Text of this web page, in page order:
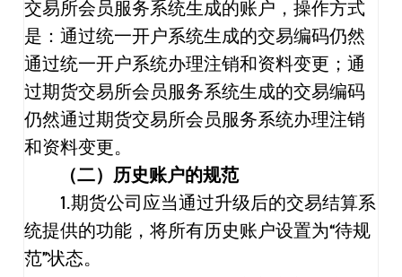
交易所会员服务系统生成的账户，操作方式
是：通过统一开户系统生成的交易编码仍然
通过统一开户系统办理注销和资料变更；通
过期货交易所会员服务系统生成的交易编码
仍然通过期货交易所会员服务系统办理注销
和资料变更。
（二）历史账户的规范
1.期货公司应当通过升级后的交易结算系
统提供的功能，将所有历史账户设置为“待规
范”状态。